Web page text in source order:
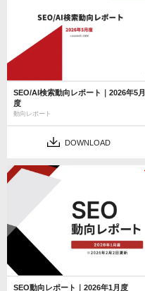
SEO/AI検索動向レポート｜2026年5月
度
動向レポート
DOWNLOAD
SEO動向レポート｜2026年1月度